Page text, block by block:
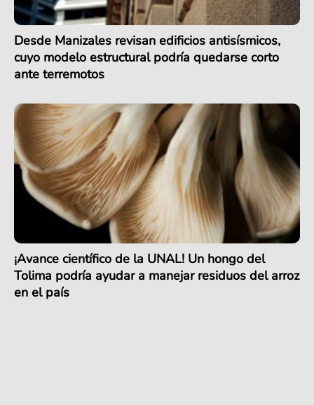
Desde Manizales revisan edificios antisísmicos,
cuyo modelo estructural podría quedarse corto
ante terremotos
¡Avance científico de la UNAL! Un hongo del
Tolima podría ayudar a manejar residuos del arroz
en el país